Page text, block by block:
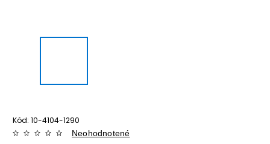
Kód: 10-4104-1290
Neohodnotené